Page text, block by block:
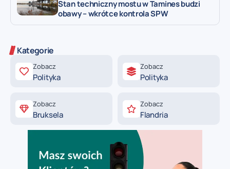
Stan techniczny mostu w Tamines budzi
obawy – wkrótce kontrola SPW
Kategorie
Zobacz
Polityka
Zobacz
Polityka
Zobacz
Bruksela
Zobacz
Flandria